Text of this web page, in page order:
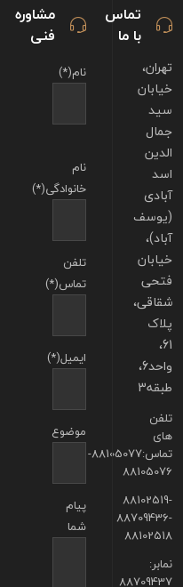
مشاوره
فنی
نام(*)
نام
خانوادگی(*)
تلفن
تماس(*)
ایمیل(*)
موضوع
پیام
شما
تماس
با ما
تهران،
خیابان
سید
جمال
الدین
اسد
آبادی
(یوسف
آباد)،
خیابان
فتحی
شقاقی،
پلاک
61،
واحد6،
طبقه3
تلفن
های
تماس:88105077-
88105076
88102519-
88709436-
88102518
نمابر:
88709437